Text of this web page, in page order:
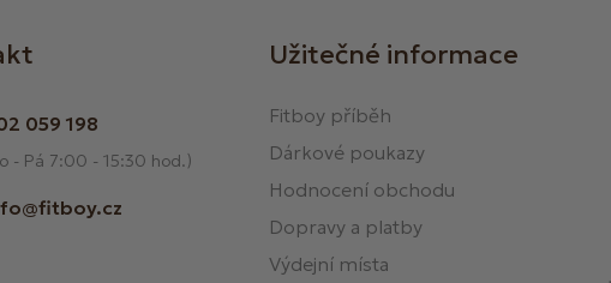
059 198
- Pá 7:00 - 15:30 hod.)
Užitečné informace
Fitboy příběh
Dárkové poukazy
Hodnocení obchodu
Dopravy a platby
Výdejní místa